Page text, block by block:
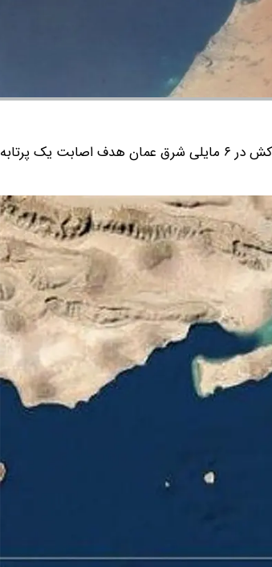
سازمان عملیات تجارت دریایی انگلیس اعلام کرد: یک نفت‌کش در ۶ مایلی شرق عمان هدف اصابت یک پرتابه